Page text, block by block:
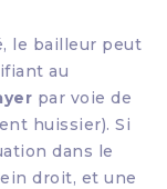
le bailleur peut
au
par voie de
huissier). Si
dans le
droit, et une